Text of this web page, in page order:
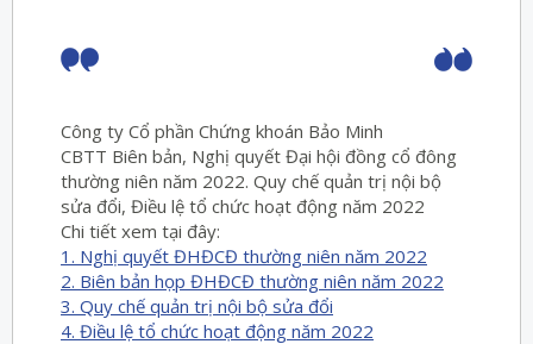
Công ty Cổ phần Chứng khoán Bảo Minh
CBTT Biên bản, Nghị quyết Đại hội đồng cổ đông
thường niên năm 2022. Quy chế quản trị nội bộ
sửa đổi, Điều lệ tổ chức hoạt động năm 2022
Chi tiết xem tại đây:
1. Nghị quyết ĐHĐCĐ thường niên năm 2022
2. Biên bản họp ĐHĐCĐ thường niên năm 2022
3. Quy chế quản trị nội bộ sửa đổi
4. Điều lệ tổ chức hoạt động năm 2022